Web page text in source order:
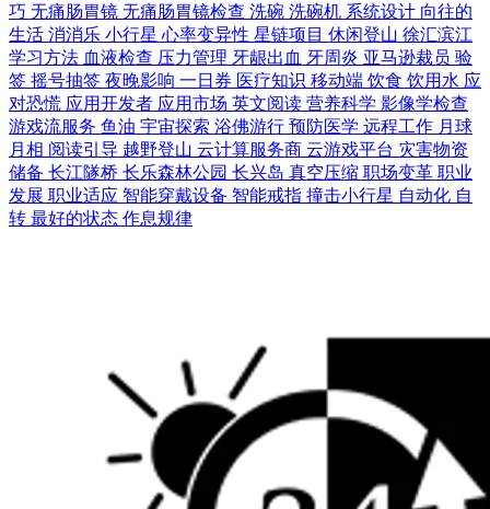
巧 无痛肠胃镜 无痛肠胃镜检查 洗碗 洗碗机 系统设计 向往的
生活 消消乐 小行星 心率变异性 星链项目 休闲登山 徐汇滨江
学习方法 血液检查 压力管理 牙龈出血 牙周炎 亚马逊裁员 验
签 摇号抽签 夜晚影响 一日券 医疗知识 移动端 饮食 饮用水 应
对恐慌 应用开发者 应用市场 英文阅读 营养科学 影像学检查
游戏流服务 鱼油 宇宙探索 浴佛游行 预防医学 远程工作 月球
月相 阅读引导 越野登山 云计算服务商 云游戏平台 灾害物资
储备 长江隧桥 长乐森林公园 长兴岛 真空压缩 职场变革 职业
发展 职业适应 智能穿戴设备 智能戒指 撞击小行星 自动化 自
转 最好的状态 作息规律